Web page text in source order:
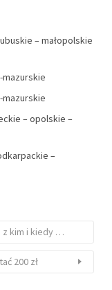
– małopolskie
mazurskie
mazurskie
– opolskie –
–
z kim i kiedy …
200 zł